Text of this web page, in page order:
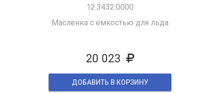
12.3432.0000
Масленка с емкостью для льда
20 023
ДОБАВИТЬ В КОРЗИНУ